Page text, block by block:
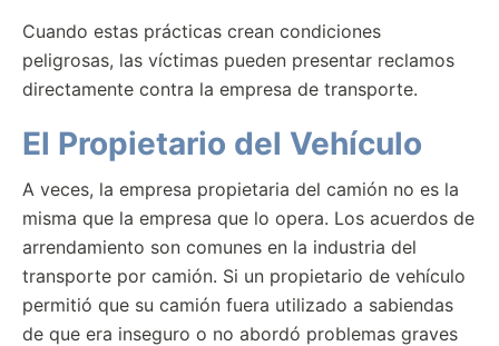
Cuando estas prácticas crean condiciones
peligrosas, las víctimas pueden presentar reclamos
directamente contra la empresa de transporte.
El Propietario del Vehículo
A veces, la empresa propietaria del camión no es la
misma que la empresa que lo opera. Los acuerdos de
arrendamiento son comunes en la industria del
transporte por camión. Si un propietario de vehículo
permitió que su camión fuera utilizado a sabiendas
de que era inseguro o no abordó problemas graves